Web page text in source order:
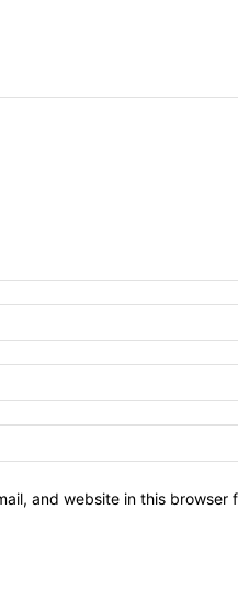
and website in this